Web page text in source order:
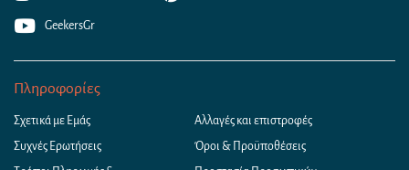
GeekersGr
Πληροφορίες
Σχετικά με Εμάς
Συχνές Ερωτήσεις
Αλλαγές και επιστροφές
Όροι & Προϋποθέσεις